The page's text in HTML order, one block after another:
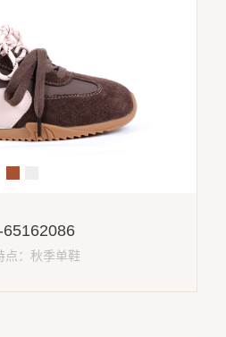
65162086
点：秋季单鞋